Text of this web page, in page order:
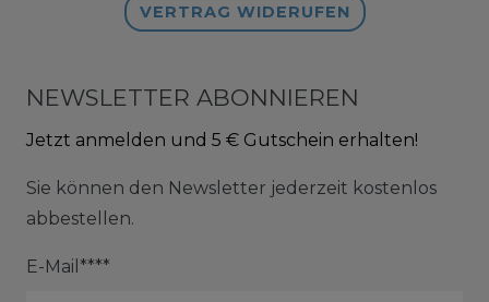
VERTRAG WIDERUFEN
NEWSLETTER ABONNIEREN
Jetzt anmelden und 5 € Gutschein erhalten!
Sie können den Newsletter jederzeit kostenlos
abbestellen.
E-Mail****